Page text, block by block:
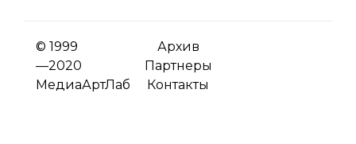
© 1999
—2020
МедиаАртЛаб
Архив
Партнеры
Контакты